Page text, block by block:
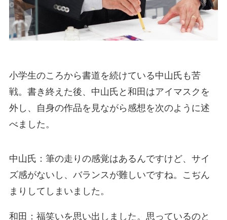
小学生のころから書道を続けている中山氏も苦
戦。書き終えた後、中山氏と和田はアイマスクを
外し、自身の作品を見ながら感想を次のように述
べました。
中山氏：筆の走りの感覚はあるんですけど、サイ
ズ感がないし、バランスが難しいですね。こぢん
まりしてしまいました。
和田：福笑いを思い出しました。思っているのと